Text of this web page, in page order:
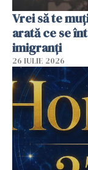
Vrei să te
arată ce se
imigranți
26 IULIE 2026